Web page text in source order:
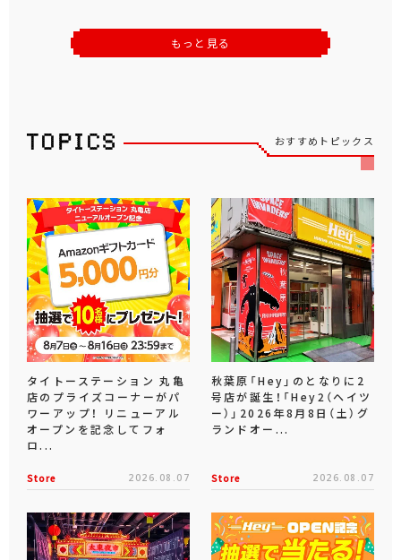
もっと見る
おすすめトピックス
タイトーステーション 丸亀
店のプライズコーナーがパ
ワーアップ！ リニューアル
オープンを記念してフォ
ロ...
Store 2026.08.07
秋葉原「Hey」のとなりに2
号店が誕生！「Hey2（ヘイツ
ー）」2026年8月8日（土）グ
ランドオー...
Store 2026.08.07